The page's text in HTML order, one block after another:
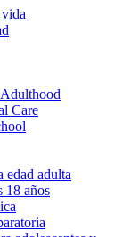
Care
edad adulta
18 años